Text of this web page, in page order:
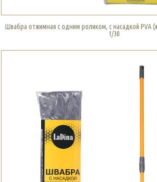
Швабра отжимная с одним роликом, с насадкой PVA
1/30